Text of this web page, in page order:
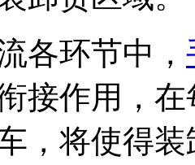
各环节中，
接作用，
，将使得